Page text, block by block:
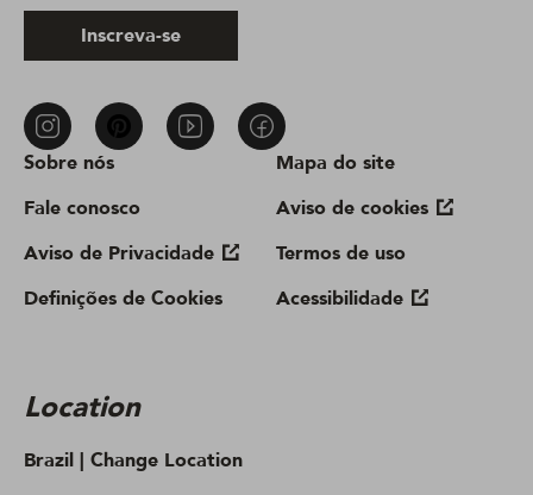
Sobre nós
Fale conosco
Aviso de Privacidade
Definições de Cookies
Mapa do site
Aviso de cookies
Termos de uso
Acessibilidade
Location
Brazil | Change Location
Inscreva-se